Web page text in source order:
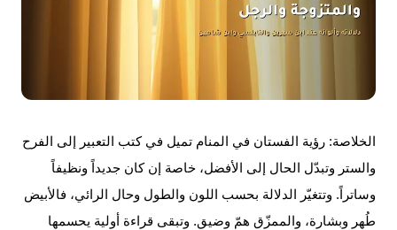
الخلاصة: رؤية الفستان في المنام تميل في كتب التعبير إلى الفرح
والستر وتبدّل الحال إلى الأفضل، خاصة إن كان جديداً ونظيفاً
وساتراً. وتتغيّر الدلالة بحسب اللون والطول وحال الرائي، فالأبيض
طُهر وبشارة، والممزّق همّ وضيق. وتبقى قراءة أولية يحسمها